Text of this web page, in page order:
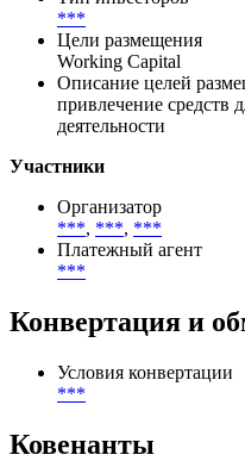
***
Цели размещения
Working Capital
Описание целей
привлечение средств
деятельности
Участники
Организатор
***, ***, ***
Платежный агент
***
Конвертация и
Условия конвертации
***
Ковенанты